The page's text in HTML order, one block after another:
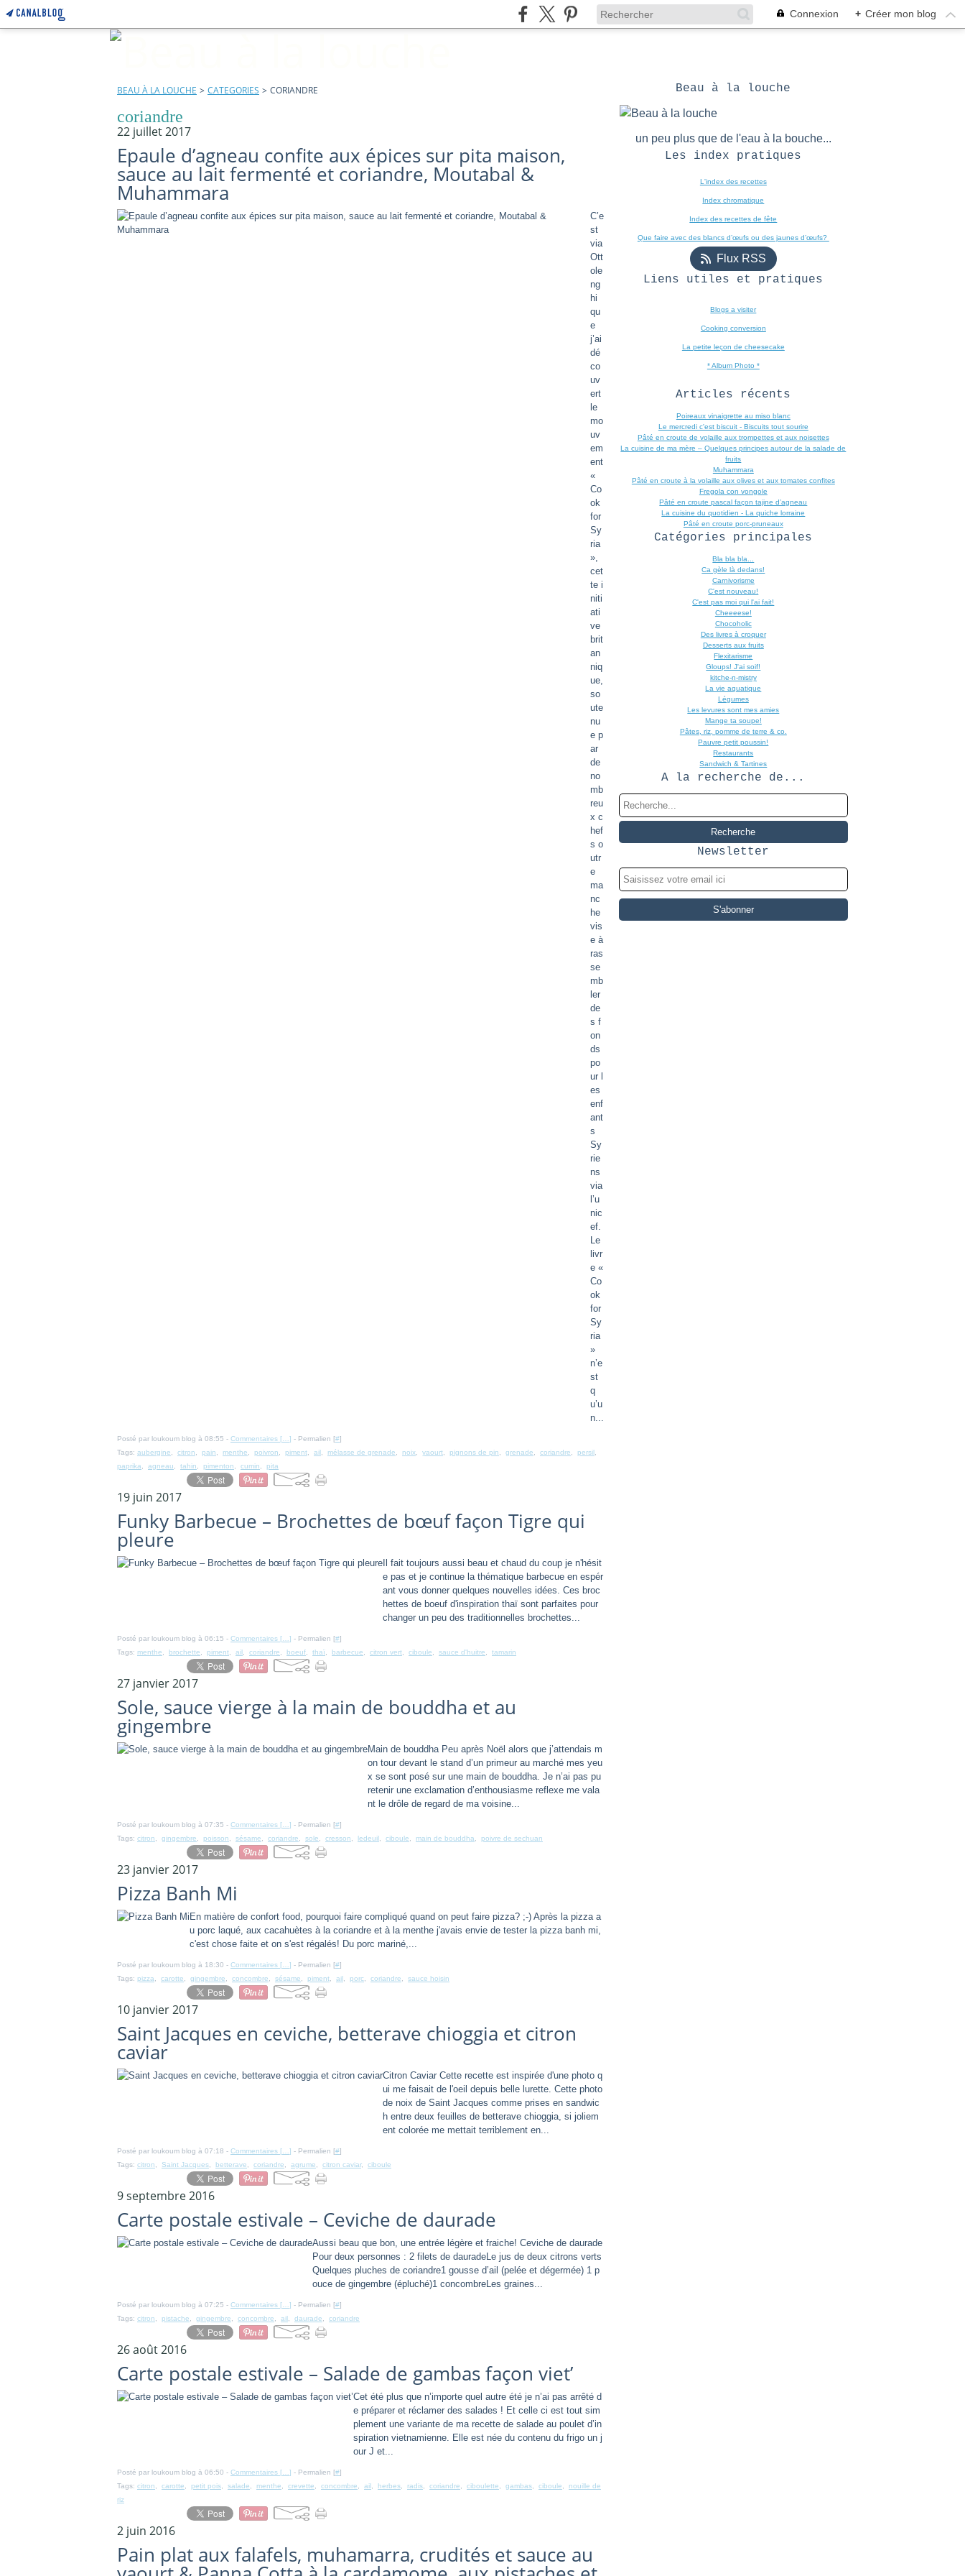
Connexion + Créer mon blog
BEAU À LA LOUCHE > CATEGORIES > CORIANDRE
coriandre
22 juillet 2017
Epaule d’agneau confite aux épices sur pita maison,
sauce au lait fermenté et coriandre, Moutabal &
Muhammara
C’e
st
via
Ott
ole
ng
hi
qu
e
j’ai
dé
co
uv
ert
le
mo
uv
em
ent
«
Co
ok
for
Sy
ria
»,
cet
te i
niti
ati
ve
brit
an
niq
ue,
so
ute
nu
e p
ar
de
no
mb
reu
x c
hef
s o
utr
e
ma
nc
he
vis
e à
ras
se
mb
ler
de
s f
on
ds
po
ur l
es
enf
ant
s
Sy
rie
ns
via
l’u
nic
ef.
Le
livr
e «
Co
ok
for
Sy
ria
»
n’e
st
q
u’u
n...
Posté par loukoum blog à 08:55 - Commentaires [ ] - Permalien [#]
Tags: aubergine citron pain menthe poivron piment ail mélasse de grenade noix yaourt pignons de pin grenade coriandre persil
paprika
agneau tahin pimenton cumin pita
19 juin 2017
Funky Barbecue – Brochettes de bœuf façon Tigre qui
pleure
Il fait toujours aussi beau et chaud du coup je n'hésit
e pas et je continue la thématique barbecue en espér
ant vous donner quelques nouvelles idées. Ces broc
hettes de boeuf d'inspiration thaï sont parfaites pour
changer un peu des traditionnelles brochettes...
Posté par loukoum blog à 06:15 - Commentaires [ ] - Permalien [#]
Tags: menthe brochette piment ail coriandre boeuf thaï barbecue citron vert ciboule sauce d'huitre tamarin
27 janvier 2017
Sole, sauce vierge à la main de bouddha et au
gingembre
Main de bouddha Peu après Noël alors que j’attendais m
on tour devant le stand d’un primeur au marché mes yeu
x se sont posé sur une main de bouddha. Je n’ai pas pu
retenir une exclamation d’enthousiasme reflexe me vala
nt le drôle de regard de ma voisine...
Posté par loukoum blog à 07:35 - Commentaires [ ] - Permalien [#]
Tags: citron gingembre poisson sésame coriandre sole cresson ledeuil ciboule main de bouddha poivre de sechuan
23 janvier 2017
Pizza Banh Mi
En matière de confort food, pourquoi faire compliqué quand on peut faire pizza? ;-) Après la pizza a
u porc laqué, aux cacahuètes à la coriandre et à la menthe j'avais envie de tester la pizza banh mi,
c'est chose faite et on s'est régalés! Du porc mariné,...
Posté par loukoum blog à 18:30 - Commentaires [ ] - Permalien [#]
Tags: pizza carotte gingembre concombre sésame piment ail porc coriandre sauce hoisin
10 janvier 2017
Saint Jacques en ceviche, betterave chioggia et citron
caviar
Citron Caviar Cette recette est inspirée d'une photo q
ui me faisait de l'oeil depuis belle lurette. Cette photo
de noix de Saint Jacques comme prises en sandwic
h entre deux feuilles de betterave chioggia, si joliem
ent colorée me mettait terriblement en...
Posté par loukoum blog à 07:18 - Commentaires [ ] - Permalien [#]
Tags: citron Saint Jacques betterave coriandre agrume citron caviar, ciboule
9 septembre 2016
Carte postale estivale – Ceviche de daurade
Aussi beau que bon, une entrée légère et fraiche! Ceviche de daurade
Pour deux personnes : 2 filets de dauradeLe jus de deux citrons verts
Quelques pluches de coriandre1 gousse d’ail (pelée et dégermée) 1 p
ouce de gingembre (épluché)1 concombreLes graines...
Posté par loukoum blog à 07:25 - Commentaires [ ] - Permalien [#]
Tags: citron pistache gingembre concombre ail daurade coriandre
26 août 2016
Carte postale estivale – Salade de gambas façon viet’
Cet été plus que n’importe quel autre été je n’ai pas arrêté d
e préparer et réclamer des salades ! Et celle ci est tout sim
plement une variante de ma recette de salade au poulet d’in
spiration vietnamienne. Elle est née du contenu du frigo un j
our J et...
Posté par loukoum blog à 06:50 - Commentaires [ ] - Permalien [#]
Tags: citron carotte petit pois salade menthe crevette concombre ail herbes radis coriandre ciboulette gambas ciboule
nouille de
riz
2 juin 2016
Pain plat aux falafels, muhamarra, crudités et sauce au
Beau à la louche
un peu plus que de l'eau à la bouche...
Les index pratiques
L'index des recettes
Index chromatique
Index des recettes de fête
Que faire avec des blancs d’œufs ou des jaunes d’œufs?
Flux RSS
Liens utiles et pratiques
Blogs a visiter
Cooking conversion
La petite leçon de cheesecake
* Album Photo *
Articles récents
Poireaux vinaigrette au miso blanc
Le mercredi c'est biscuit - Biscuits tout sourire
Pâté en croute de volaille aux trompettes et aux noisettes
La cuisine de ma mère – Quelques principes autour de la salade de
fruits
Muhammara
Pâté en croute à la volaille aux olives et aux tomates confites
Fregola con vongole
Pâté en croute pascal façon tajine d’agneau
La cuisine du quotidien - La quiche lorraine
Pâté en croute porc-pruneaux
Catégories principales
Bla bla bla...
Ca gèle là dedans!
Carnivorisme
C'est nouveau!
C'est pas moi qui l'ai fait!
Cheeeese!
Chocoholic
Des livres à croquer
Desserts aux fruits
Flexitarisme
Gloups! J'ai soif!
kitche-n-mistry
La vie aquatique
Légumes
Les levures sont mes amies
Mange ta soupe!
Pâtes, riz, pomme de terre & co.
Pauvre petit poussin!
Restaurants
Sandwich & Tartines
A la recherche de...
Newsletter